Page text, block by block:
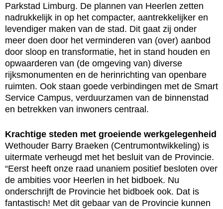
Parkstad Limburg. De plannen van Heerlen zetten
nadrukkelijk in op het compacter, aantrekkelijker en
levendiger maken van de stad. Dit gaat zij onder
meer doen door het verminderen van (over) aanbod
door sloop en transformatie, het in stand houden en
opwaarderen van (de omgeving van) diverse
rijksmonumenten en de herinrichting van openbare
ruimten. Ook staan goede verbindingen met de Smart
Service Campus, verduurzamen van de binnenstad
en betrekken van inwoners centraal.
Krachtige steden met groeiende werkgelegenheid
Wethouder Barry Braeken (Centrumontwikkeling) is
uitermate verheugd met het besluit van de Provincie.
“Eerst heeft onze raad unaniem positief besloten over
de ambities voor Heerlen in het bidboek. Nu
onderschrijft de Provincie het bidboek ook. Dat is
fantastisch! Met dit gebaar van de Provincie kunnen